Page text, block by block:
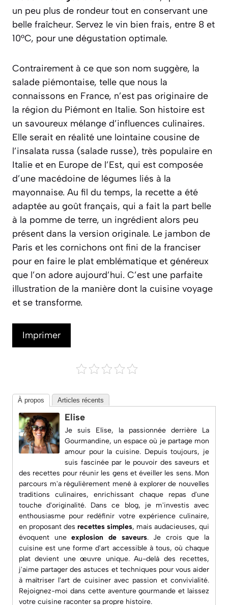
un peu plus de rondeur tout en conservant une
belle fraîcheur. Servez le vin bien frais, entre 8 et
10°C, pour une dégustation optimale.
Contrairement à ce que son nom suggère, la
salade piémontaise, telle que nous la
connaissons en France, n’est pas originaire de
la région du Piémont en Italie. Son histoire est
un savoureux mélange d’influences culinaires.
Elle serait en réalité une lointaine cousine de
l’insalata russa (salade russe), très populaire en
Italie et en Europe de l’Est, qui est composée
d’une macédoine de légumes liés à la
mayonnaise. Au fil du temps, la recette a été
adaptée au goût français, qui a fait la part belle
à la pomme de terre, un ingrédient alors peu
présent dans la version originale. Le jambon de
Paris et les cornichons ont fini de la franciser
pour en faire le plat emblématique et généreux
que l’on adore aujourd’hui. C’est une parfaite
illustration de la manière dont la cuisine voyage
et se transforme.
Imprimer
À propos Articles récents
Elise
Je suis Elise, la passionnée derrière La
Gourmandine, un espace où je partage mon
amour pour la cuisine. Depuis toujours, je
suis fascinée par le pouvoir des saveurs et
des recettes pour réunir les gens et éveiller les sens. Mon
parcours m'a régulièrement mené à explorer de nouvelles
traditions culinaires, enrichissant chaque repas d'une
touche d'originalité. Dans ce blog, je m'investis avec
enthousiasme pour redéfinir votre expérience culinaire,
en proposant des recettes simples, mais audacieuses, qui
évoquent uneexplosion de saveurs. Je crois que la
cuisine est une forme d'art accessible à tous, où chaque
plat devient une œuvre unique. Au-delà des recettes,
j'aime partager des astuces et techniques pour vous aider
à maîtriser l'art de cuisiner avec passion et convivialité.
Rejoignez-moi dans cette aventure gourmande et laissez
votre cuisine raconter sa propre histoire.